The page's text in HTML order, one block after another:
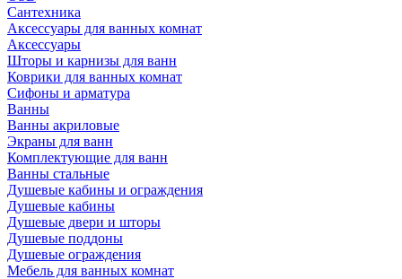
Сантехника
Аксессуары для ванных комнат
Аксессуары
Шторы и карнизы для ванн
Коврики для ванных комнат
Сифоны и арматура
Ванны
Ванны акриловые
Экраны для ванн
Комплектующие для ванн
Ванны стальные
Душевые кабины и ограждения
Душевые кабины
Душевые двери и шторы
Душевые поддоны
Душевые ограждения
Мебель для ванных комнат